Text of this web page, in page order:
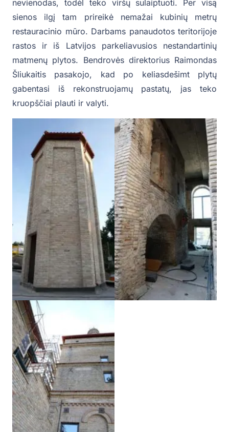
nevienodas, todėl teko viršų sulaiptuoti. Per visą
sienos ilgį tam prireikė nemažai kubinių metrų
restauracinio mūro. Darbams panaudotos teritorijoje
rastos ir iš Latvijos parkeliavusios nestandartinių
matmenų plytos. Bendrovės direktorius Raimondas
Šliukaitis pasakojo, kad po keliasdešimt plytų
gabentasi iš rekonstruojamų pastatų, jas teko
kruopščiai plauti ir valyti.